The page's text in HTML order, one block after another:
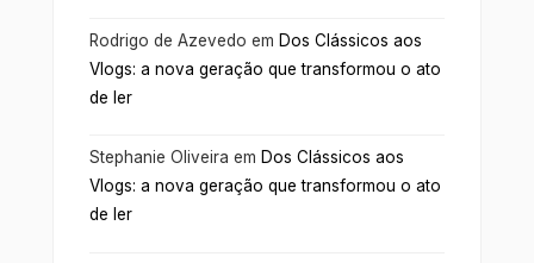
Rodrigo de Azevedo em Dos Clássicos aos
Vlogs: a nova geração que transformou o ato
de ler
Stephanie Oliveira em Dos Clássicos aos
Vlogs: a nova geração que transformou o ato
de ler